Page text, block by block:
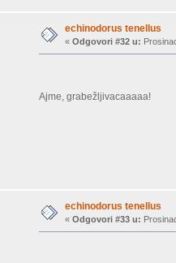
echinodorus tenellus
«Odgovori #32 u:
Ajme, grabežljivacaaaaa!
echinodorus tenellus
«Odgovori #33 u: